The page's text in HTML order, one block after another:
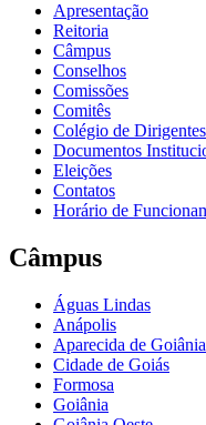
Apresentação
Reitoria
Câmpus
Conselhos
Comissões
Comitês
Colégio de Dirigentes
Documentos
Eleições
Contatos
Horário de
Câmpus
Águas Lindas
Anápolis
Aparecida de Goiânia
Cidade de Goiás
Formosa
Goiânia